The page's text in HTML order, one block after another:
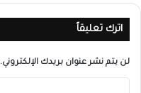
اترك تعليقاً
لن يتم نشر عنوان بريدك الإلكتروني.